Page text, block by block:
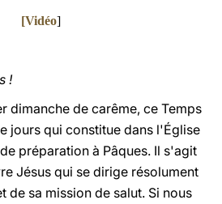
[Vidéo]
!
dimanche de carême, ce Temps
jours qui constitue dans l'Église
préparation à Pâques. Il s'agit
Jésus qui se dirige résolument
de sa mission de salut. Si nous